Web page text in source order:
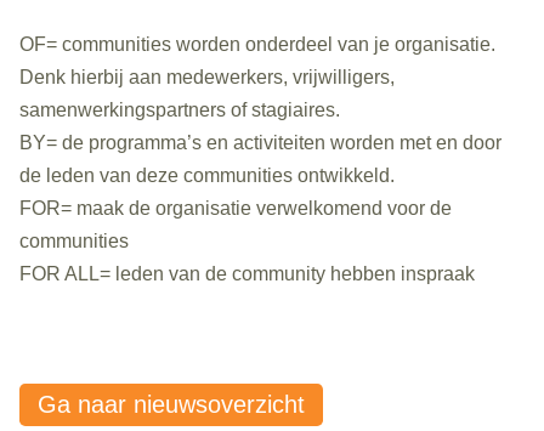
OF= communities worden onderdeel van je organisatie.
Denk hierbij aan medewerkers, vrijwilligers,
samenwerkingspartners of stagiaires.
BY= de programma’s en activiteiten worden met en door
de leden van deze communities ontwikkeld.
FOR= maak de organisatie verwelkomend voor de
communities
FOR ALL= leden van de community hebben inspraak
Ga naar nieuwsoverzicht